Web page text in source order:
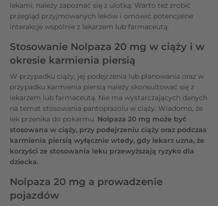
lekami, należy zapoznać się z ulotką. Warto też zrobić
przegląd przyjmowanych leków i omówić potencjalne
interakcje wspólnie z lekarzem lub farmaceutą.
Stosowanie Nolpaza 20 mg w ciąży i w
okresie karmienia piersią
W przypadku ciąży, jej podejrzenia lub planowania oraz w
przypadku karmienia piersią należy skonsultować się z
lekarzem lub farmaceutą. Nie ma wystarczających danych
na temat stosowania pantoprazolu w ciąży. Wiadomo, że
lek przenika do pokarmu. Nolpaza 20 mg może być
stosowana w ciąży, przy podejrzeniu ciąży oraz podczas
karmienia piersią wyłącznie wtedy, gdy lekarz uzna, że
korzyści ze stosowania leku przewyższają ryzyko dla
dziecka.
Nolpaza 20 mg a prowadzenie
pojazdów